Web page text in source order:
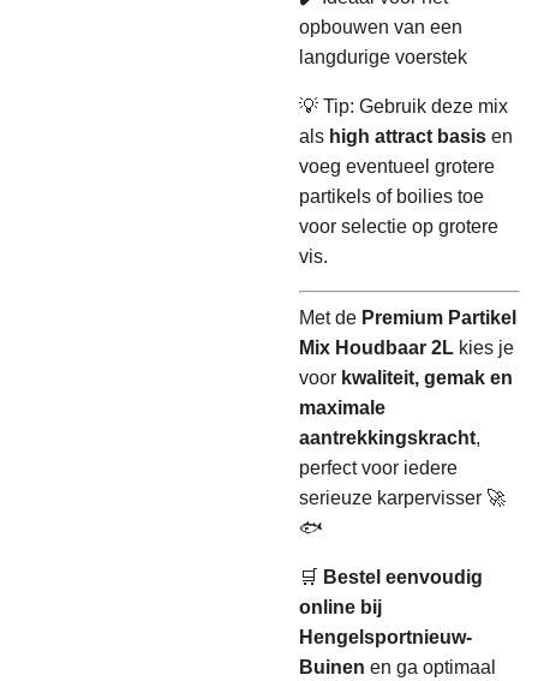
opbouwen van een
langdurige voerstek
💡 Tip: Gebruik deze mix
als high attract basis en
voeg eventueel grotere
partikels of boilies toe
voor selectie op grotere
vis.
Met de Premium Partikel
Mix Houdbaar 2L kies je
voor kwaliteit, gemak en
maximale
aantrekkingskracht,
perfect voor iedere
serieuze karpervisser 🚀
🐟
🛒 Bestel eenvoudig
online bij
Hengelsportnieuw-
Buinen en ga optimaal